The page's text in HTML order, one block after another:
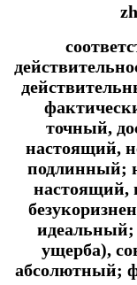
точный,
настоящий,
подлинный;
настоящий,
ущерба),
абсолютный;